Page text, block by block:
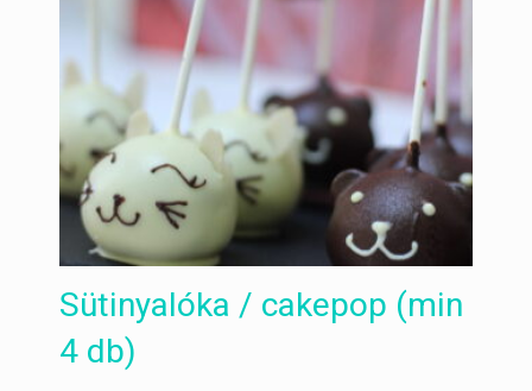
Sütinyalóka / cakepop (min
4 db)